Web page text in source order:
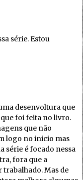
série. Estou
desenvoltura que
foi feita no livro.
que não
logo no inicio mas
série é focado nessa
fora que a
trabalhado. Mas de